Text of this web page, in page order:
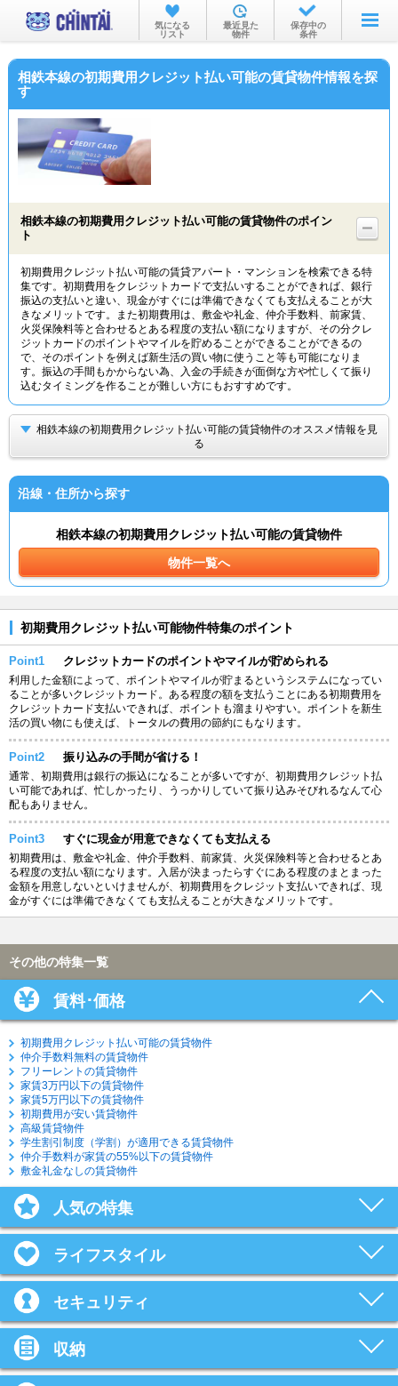
お部屋を探す
沿線・駅から
不動産会社から
気になる
リスト
最近見た
物件
保存中の
条件
相鉄本線の初期費用クレジット払い可能の賃貸物件情報を探
す
相鉄本線の初期費用クレジット払い可能の賃貸物件のポイン
ト
初期費用クレジット払い可能の賃貸アパート・マンションを検索できる特
集です。初期費用をクレジットカードで支払いすることができれば、銀行
振込の支払いと違い、現金がすぐには準備できなくても支払えることが大
きなメリットです。また初期費用は、敷金や礼金、仲介手数料、前家賃、
火災保険料等と合わせるとある程度の支払い額になりますが、その分クレ
ジットカードのポイントやマイルを貯めることができることができるの
で、そのポイントを例えば新生活の買い物に使うこと等も可能になりま
す。振込の手間もかからない為、入金の手続きが面倒な方や忙しくて振り
込むタイミングを作ることが難しい方にもおすすめです。
相鉄本線の初期費用クレジット払い可能の賃貸物件のオススメ情報を見
る
沿線・住所から探す
相鉄本線の初期費用クレジット払い可能の賃貸物件
物件一覧へ
初期費用クレジット払い可能物件特集のポイント
Point1 クレジットカードのポイントやマイルが貯められる
利用した金額によって、ポイントやマイルが貯まるというシステムになってい
ることが多いクレジットカード。ある程度の額を支払うことにある初期費用を
クレジットカード支払いできれば、ポイントも溜まりやすい。ポイントを新生
活の買い物にも使えば、トータルの費用の節約にもなります。
Point2 振り込みの手間が省ける！
通常、初期費用は銀行の振込になることが多いですが、初期費用クレジット払
い可能であれば、忙しかったり、うっかりしていて振り込みそびれるなんて心
配もありません。
Point3 すぐに現金が用意できなくても支払える
初期費用は、敷金や礼金、仲介手数料、前家賃、火災保険料等と合わせるとあ
る程度の支払い額になります。入居が決まったらすぐにある程度のまとまった
金額を用意しないといけませんが、初期費用をクレジット支払いできれば、現
金がすぐには準備できなくても支払えることが大きなメリットです。
その他の特集一覧
賃料･価格
初期費用クレジット払い可能の賃貸物件
仲介手数料無料の賃貸物件
フリーレントの賃貸物件
家賃3万円以下の賃貸物件
家賃5万円以下の賃貸物件
初期費用が安い賃貸物件
高級賃貸物件
学生割引制度（学割）が適用できる賃貸物件
仲介手数料が家賃の55%以下の賃貸物件
敷金礼金なしの賃貸物件
人気の特集
ライフスタイル
セキュリティ
収納